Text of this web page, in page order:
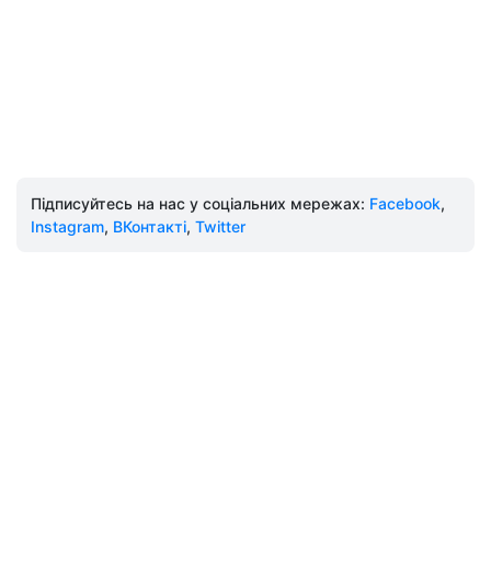
Підписуйтесь на нас у соціальних мережах: Facebook,
Instagram, ВКонтакті, Twitter